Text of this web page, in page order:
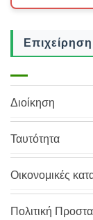
Επιχείρηση
Διοίκηση
Ταυτότητα
Οικονομικές
Πολιτική